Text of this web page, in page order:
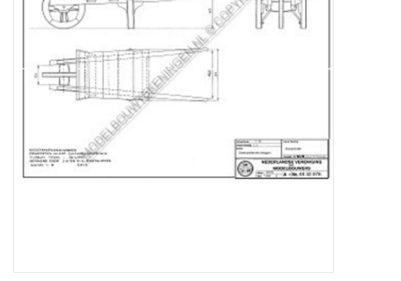
NEUE ZEITSCHRIFTEN
ABONNEMENT DER
MODELLBAUER